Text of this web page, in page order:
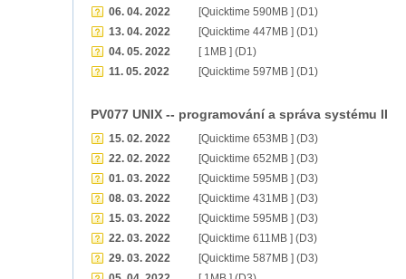
06. 04. 2022
[Quicktime 590MB ] (D1)
13. 04. 2022
[Quicktime 447MB ] (D1)
04. 05. 2022
[ 1MB ] (D1)
11. 05. 2022
[Quicktime 597MB ] (D1)
PV077 UNIX -- programování a správa systému II
15. 02. 2022
[Quicktime 653MB ] (D3)
22. 02. 2022
[Quicktime 652MB ] (D3)
01. 03. 2022
[Quicktime 595MB ] (D3)
08. 03. 2022
[Quicktime 431MB ] (D3)
15. 03. 2022
[Quicktime 595MB ] (D3)
22. 03. 2022
[Quicktime 611MB ] (D3)
29. 03. 2022
[Quicktime 587MB ] (D3)